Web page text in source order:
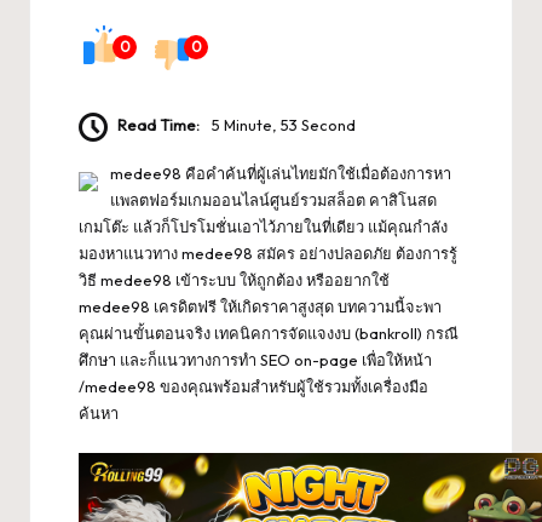
0 0
Read Time: 5 Minute, 53 Second
medee98 คือคำค้นที่ผู้เล่นไทยมักใช้เมื่อต้องการหา
แพลตฟอร์มเกมออนไลน์ศูนย์รวมสล็อต คาสิโนสด
เกมโต๊ะ แล้วก็โปรโมชั่นเอาไว้ภายในที่เดียว แม้คุณกำลัง
มองหาแนวทาง medee98 สมัคร อย่างปลอดภัย ต้องการรู้
วิธี medee98 เข้าระบบ ให้ถูกต้อง หรืออยากใช้
medee98 เครดิตฟรี ให้เกิดราคาสูงสุด บทความนี้จะพา
คุณผ่านขั้นตอนจริง เทคนิคการจัดแจงงบ (bankroll) กรณี
ศึกษา และก็แนวทางการทำ SEO on-page เพื่อให้หน้า
/medee98 ของคุณพร้อมสำหรับผู้ใช้รวมทั้งเครื่องมือ
ค้นหา